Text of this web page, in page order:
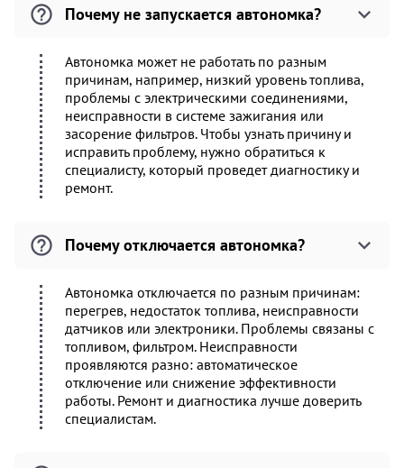
Почему не запускается автономка?
Автономка может не работать по разным
причинам, например, низкий уровень топлива,
проблемы с электрическими соединениями,
неисправности в системе зажигания или
засорение фильтров. Чтобы узнать причину и
исправить проблему, нужно обратиться к
специалисту, который проведет диагностику и
ремонт.
Почему отключается автономка?
Автономка отключается по разным причинам:
перегрев, недостаток топлива, неисправности
датчиков или электроники. Проблемы связаны с
топливом, фильтром. Неисправности
проявляются разно: автоматическое
отключение или снижение эффективности
работы. Ремонт и диагностика лучше доверить
специалистам.